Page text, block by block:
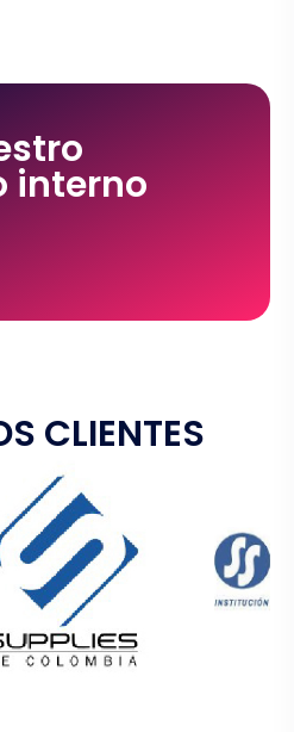
interno
CLIENTES